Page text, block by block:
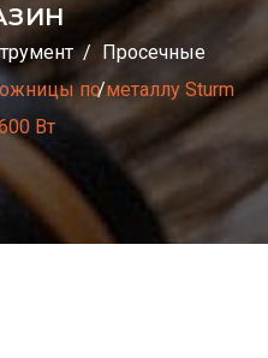
Просечные
по металлу Sturm
Вт